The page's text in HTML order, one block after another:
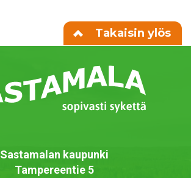
Takaisin ylös
Sastamalan kaupunki
Tampereentie 5